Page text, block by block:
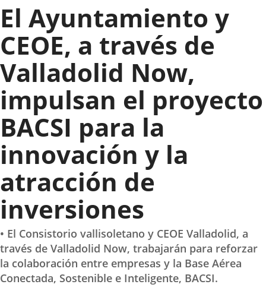
El Ayuntamiento y
CEOE, a través de
Valladolid Now,
impulsan el proyecto
BACSI para la
innovación y la
atracción de
inversiones
• El Consistorio vallisoletano y CEOE Valladolid, a
través de Valladolid Now, trabajarán para reforzar
la colaboración entre empresas y la Base Aérea
Conectada, Sostenible e Inteligente, BACSI.